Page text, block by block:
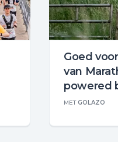
Goed
van
powered
METGOLAZO